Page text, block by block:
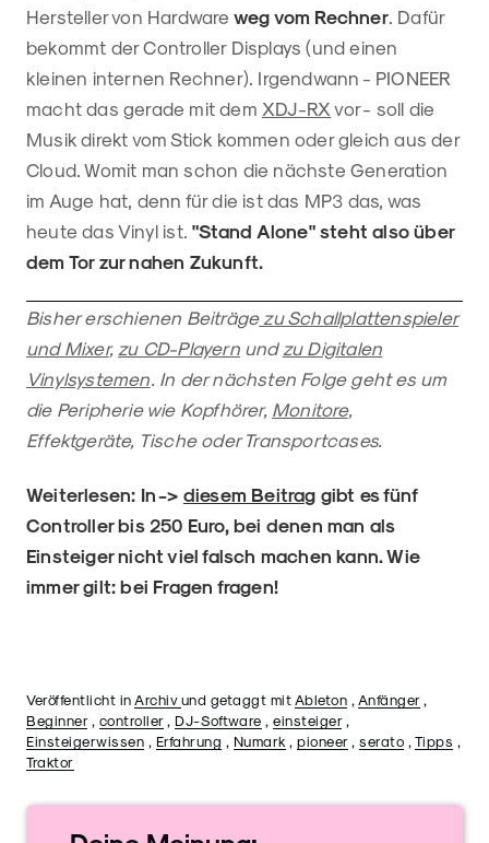
Hersteller von Hardware weg vom Rechner. Dafür
bekommt der Controller Displays (und einen
kleinen internen Rechner). Irgendwann - PIONEER
macht das gerade mit dem XDJ-RX vor - soll die
Musik direkt vom Stick kommen oder gleich aus der
Cloud. Womit man schon die nächste Generation
im Auge hat, denn für die ist das MP3 das, was
heute das Vinyl ist."Stand Alone" steht also über
dem Tor zur nahen Zukunft.
Bisher erschienen Beiträgezu Schallplattenspieler
und Mixer, zu CD-Playernund zu Digitalen
Vinylsystemen . In der nächsten Folge geht es um
die Peripherie wie Kopfhörer, Monitore,
Effektgeräte, Tische oder Transportcases.
Weiterlesen: In -> diesem Beitrag gibt es fünf
Controller bis 250 Euro, bei denen man als
Einsteiger nicht viel falsch machen kann. Wie
immer gilt: bei Fragen fragen!
Veröffentlicht in Archiv und getaggt mit Ableton Anfänger,
Beginner, controller, DJ-Software einsteiger,
Einsteigerwissen
Erfahrung Numark pioneer, serato Tipps
Traktor